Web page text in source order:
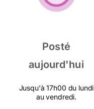
Posté
aujourd'hui
Jusqu'à 17h00 du lundi
au vendredi.